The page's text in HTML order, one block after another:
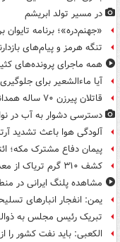
در مسیر تولد ابریشم
«جهنم‌دره»؛ برنامه
تنگه هرمز و پیام‌های
همه ماجرای پرونده‌های
آیا ماءالشعیر برای
قاتلان پیرزن ۷۰ ساله همدانی با ۵۰ گرم طلا دستگیر شدند
دسترسی دشوار به آب در
آلودگی هوا باعث تشدید
پیمان دفاع مشترک مکه؛
کشف ۳۱۰ گرم تریاک از معده مسافر اتوبوس در قاینات
مشاهده پلنگ ایرانی در
یمن: انفجار انبارهای
تبریک رئیس مجلس به
الکعبی: باید نفت کشور را